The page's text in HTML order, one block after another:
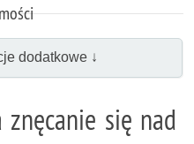
dodatkowe ↓
się nad